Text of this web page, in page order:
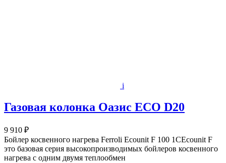
i
Газовая колонка Оазис ЕСО D20
9 910 ₽
Бойлер косвенного нагрева Ferroli Ecounit F 100 1CEcounit F
это базовая серия высокопроизводимых бойлеров косвенного
нагрева с одним двумя теплообмен